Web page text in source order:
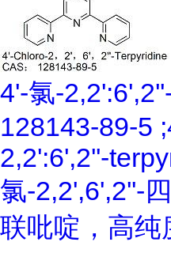
4'-氯-
128143-89-5
2,2':6',2''-
氯-2,2',6',2''-
联吡啶，高纯